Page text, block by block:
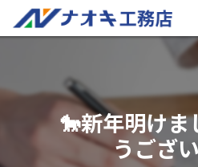
🐎新年明けま
うござ